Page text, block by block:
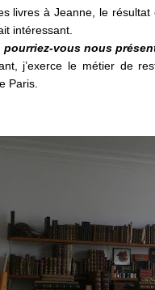
livres à Jeanne, le
intéressant.
pourriez-vous nous
j’exerce le métier de
Paris.